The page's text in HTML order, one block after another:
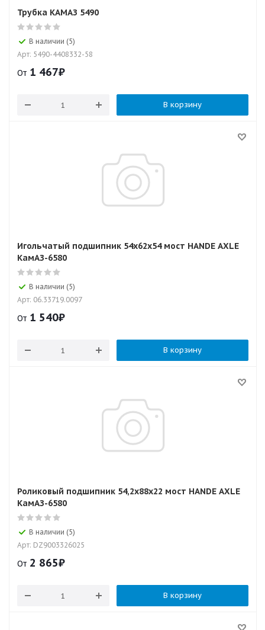
Трубка КАМАЗ 5490
В наличии (5)
Арт: 5490-4408332-58
От 1 467₽
В корзину
Игольчатый подшипник 54x62x54 мост HANDE AXLE
КамАЗ-6580
В наличии (5)
Арт: 06.33719.0097
От 1 540₽
В корзину
Роликовый подшипник 54,2x88x22 мост HANDE AXLE
КамАЗ-6580
В наличии (5)
Арт: DZ9003326025
От 2 865₽
В корзину